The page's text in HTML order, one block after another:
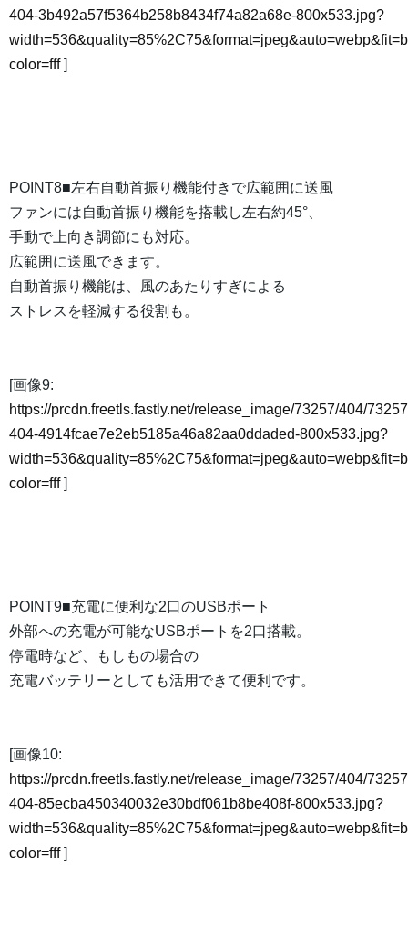
404-3b492a57f5364b258b8434f74a82a68e-800x533.jpg?
color=fff]
POINT8■左右自動首振り機能付きで広範囲に送風
ファンには自動首振り機能を搭載し左右約45°、
手動で上向き調節にも対応。
広範囲に送風できます。
自動首振り機能は、風のあたりすぎによる
ストレスを軽減する役割も。
[画像9:
https://prcdn.freetls.fastly.net/release_image/73257/404/
404-4914fcae7e2eb5185a46a82aa0ddaded-800x533.jpg?
color=fff]
POINT9■充電に便利な2口のUSBポート
外部への充電が可能なUSBポートを2口搭載。
停電時など、もしもの場合の
充電バッテリーとしても活用できて便利です。
[画像10:
https://prcdn.freetls.fastly.net/release_image/73257/404/
404-85ecba450340032e30bdf061b8be408f-800x533.jpg?
color=fff]